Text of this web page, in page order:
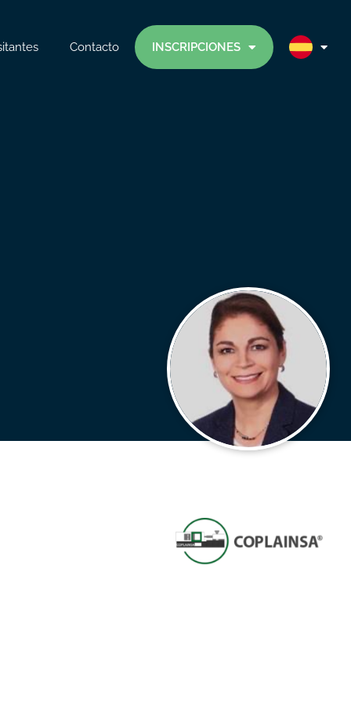
Contacto INSCRIPCIONES